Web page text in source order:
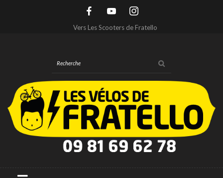
Vers Les Scooters de Fratello